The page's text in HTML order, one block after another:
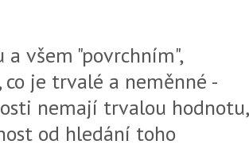
všem "povrchním",
je trvalé a neměnné -
nemají trvalou hodnotu,
od hledání toho